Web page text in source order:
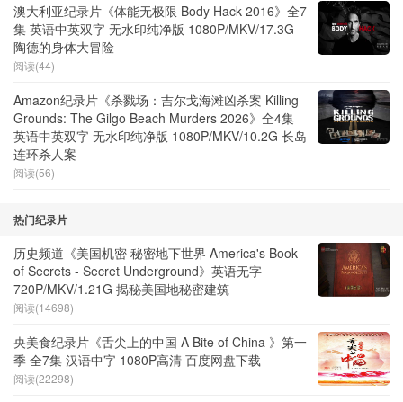
澳大利亚纪录片《体能无极限 Body Hack 2016》全7
集 英语中英双字 无水印纯净版 1080P/MKV/17.3G
陶德的身体大冒险
阅读(44)
Amazon纪录片《杀戮场：吉尔戈海滩凶杀案 Killing
Grounds: The Gilgo Beach Murders 2026》全4集
英语中英双字 无水印纯净版 1080P/MKV/10.2G 长岛
连环杀人案
阅读(56)
热门纪录片
历史频道《美国机密 秘密地下世界 America's Book
of Secrets - Secret Underground》英语无字
720P/MKV/1.21G 揭秘美国地秘密建筑
阅读(14698)
央美食纪录片《舌尖上的中国 A Bite of China 》第一
季 全7集 汉语中字 1080P高清 百度网盘下载
阅读(22298)